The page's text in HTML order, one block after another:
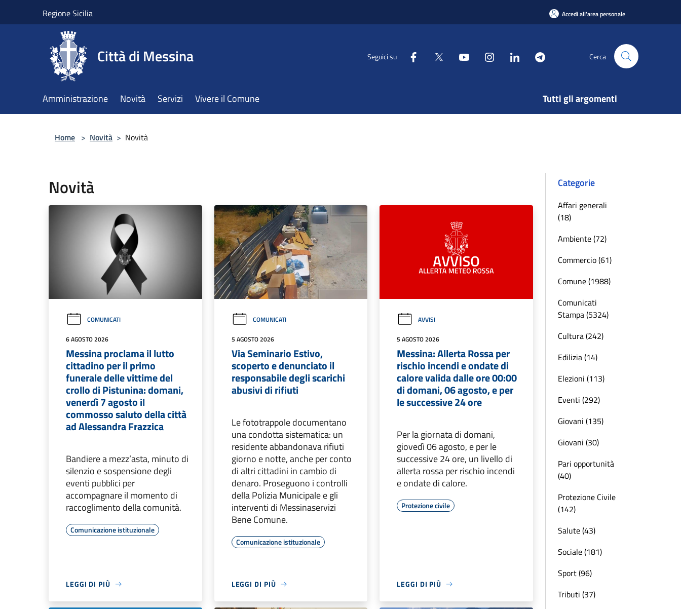
Regione Sicilia Accedi all'area personale
Città di Messina Seguici su Cerca
Amministrazione Novità Servizi Vivere il Comune Tutti gli argomenti
Home > Novità > Novità
Novità
COMUNICATI
6 AGOSTO 2026
Messina proclama il lutto
cittadino per il primo
funerale delle vittime del
crollo di Pistunina: domani,
venerdì 7 agosto il
commosso saluto della città
ad Alessandra Frazzica
Bandiere a mezz’asta, minuto di
silenzio e sospensione degli
eventi pubblici per
accompagnare il momento di
raccoglimento della comunità.
Comunicazione istituzionale
LEGGI DI PIÙ
COMUNICATI
5 AGOSTO 2026
Via Seminario Estivo,
scoperto e denunciato il
responsabile degli scarichi
abusivi di rifiuti
Le fototrappole documentano
una condotta sistematica: un
residente abbandonava rifiuti
giorno e notte, anche per conto
di altri cittadini in cambio di
denaro. Proseguono i controlli
della Polizia Municipale e gli
interventi di Messinaservizi
Bene Comune.
Comunicazione istituzionale
LEGGI DI PIÙ
AVVISI
5 AGOSTO 2026
Messina: Allerta Rossa per
rischio incendi e ondate di
calore valida dalle ore 00:00
di domani, 06 agosto, e per
le successive 24 ore
Per la giornata di domani,
giovedì 06 agosto, e per le
successive 24 ore, un livello di
allerta rossa per rischio incendi
e ondate di calore.
Protezione civile
LEGGI DI PIÙ
Categorie
Affari generali
(18)
Ambiente (72)
Commercio (61)
Comune (1988)
Comunicati
Stampa (5324)
Cultura (242)
Edilizia (14)
Elezioni (113)
Eventi (292)
Giovani (135)
Giovani (30)
Pari opportunità
(40)
Protezione Civile
(142)
Salute (43)
Sociale (181)
Sport (96)
Tributi (37)